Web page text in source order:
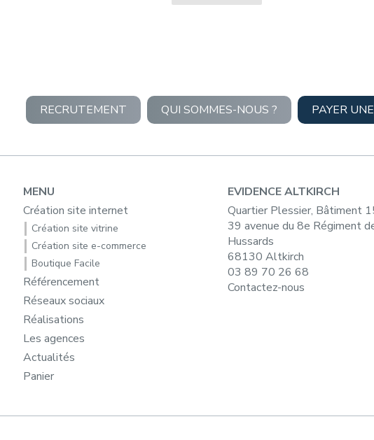
RECRUTEMENT QUI SOMMES-NOUS ? PAYER
MENU
Création site internet
Création site vitrine
Création site e-commerce
Boutique Facile
Référencement
Réseaux sociaux
Réalisations
Les agences
Actualités
Panier
EVIDENCE ALTKIRCH
Quartier Plessier, Bâtiment
39 avenue du 8e Régiment
Hussards
68130 Altkirch
03 89 70 26 68
Contactez-nous